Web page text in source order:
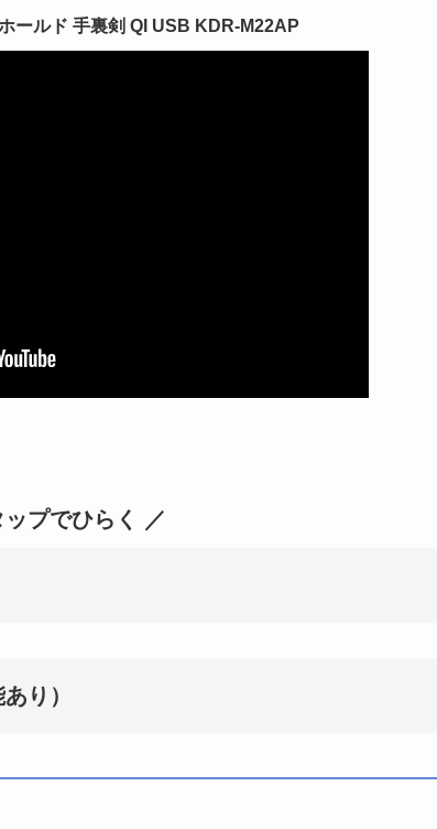
ールド 手裏剣 QI USB KDR-M22AP
ップでひらく ／
り）